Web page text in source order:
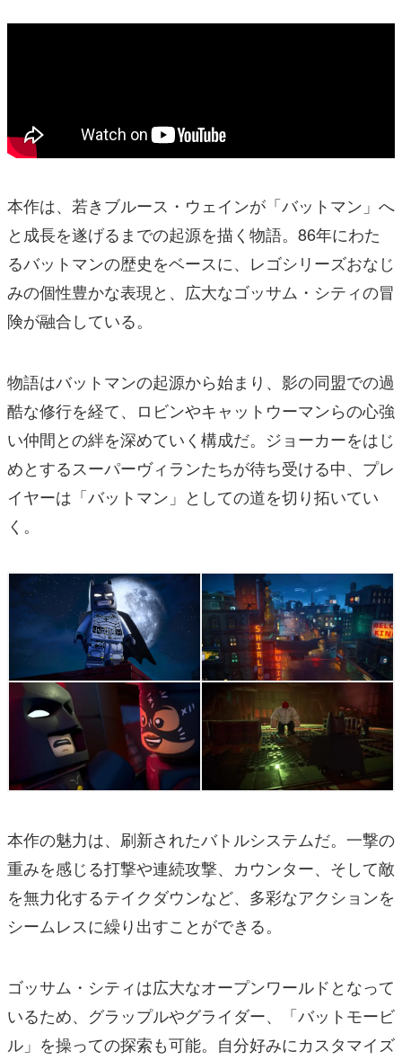
本作は、若きブルース・ウェインが「バットマン」へ
と成長を遂げるまでの起源を描く物語。86年にわた
るバットマンの歴史をベースに、レゴシリーズおなじ
みの個性豊かな表現と、広大なゴッサム・シティの冒
険が融合している。
物語はバットマンの起源から始まり、影の同盟での過
酷な修行を経て、ロビンやキャットウーマンらの心強
い仲間との絆を深めていく構成だ。ジョーカーをはじ
めとするスーパーヴィランたちが待ち受ける中、プレ
イヤーは「バットマン」としての道を切り拓いてい
く。
本作の魅力は、刷新されたバトルシステムだ。一撃の
重みを感じる打撃や連続攻撃、カウンター、そして敵
を無力化するテイクダウンなど、多彩なアクションを
シームレスに繰り出すことができる。
ゴッサム・シティは広大なオープンワールドとなって
いるため、グラップルやグライダー、「バットモービ
ル」を操っての探索も可能。自分好みにカスタマイズ